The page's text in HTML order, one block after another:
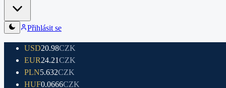
Přihlásit se
USD20.98CZK
EUR24.21CZK
PLN5.632CZK
HUF0.0666CZK